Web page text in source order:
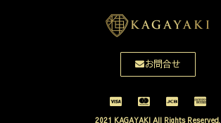
お問合せ
2021 KAGAYAKI All Rights Reserved.